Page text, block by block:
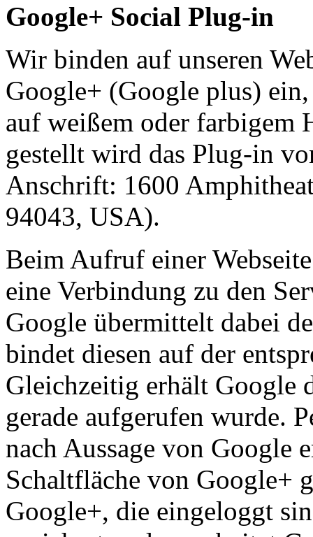
Google+ Social Plug-in
Wir binden auf unseren
Google+ (Google plus)
auf weißem oder farbigem
gestellt wird das Plug-in
Anschrift: 1600
94043, USA).
Beim Aufruf einer
eine Verbindung zu den
Google übermittelt dabei
bindet diesen auf der
Gleichzeitig erhält Google
gerade aufgerufen wurde.
nach Aussage von Google
Schaltfläche von
Google+, die eingeloggt